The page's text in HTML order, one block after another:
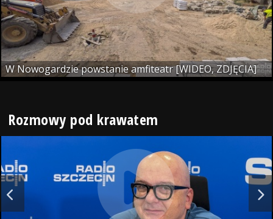
W Nowogardzie powstanie amfiteatr [WIDEO, ZDJĘCIA]
Rozmowy pod krawatem